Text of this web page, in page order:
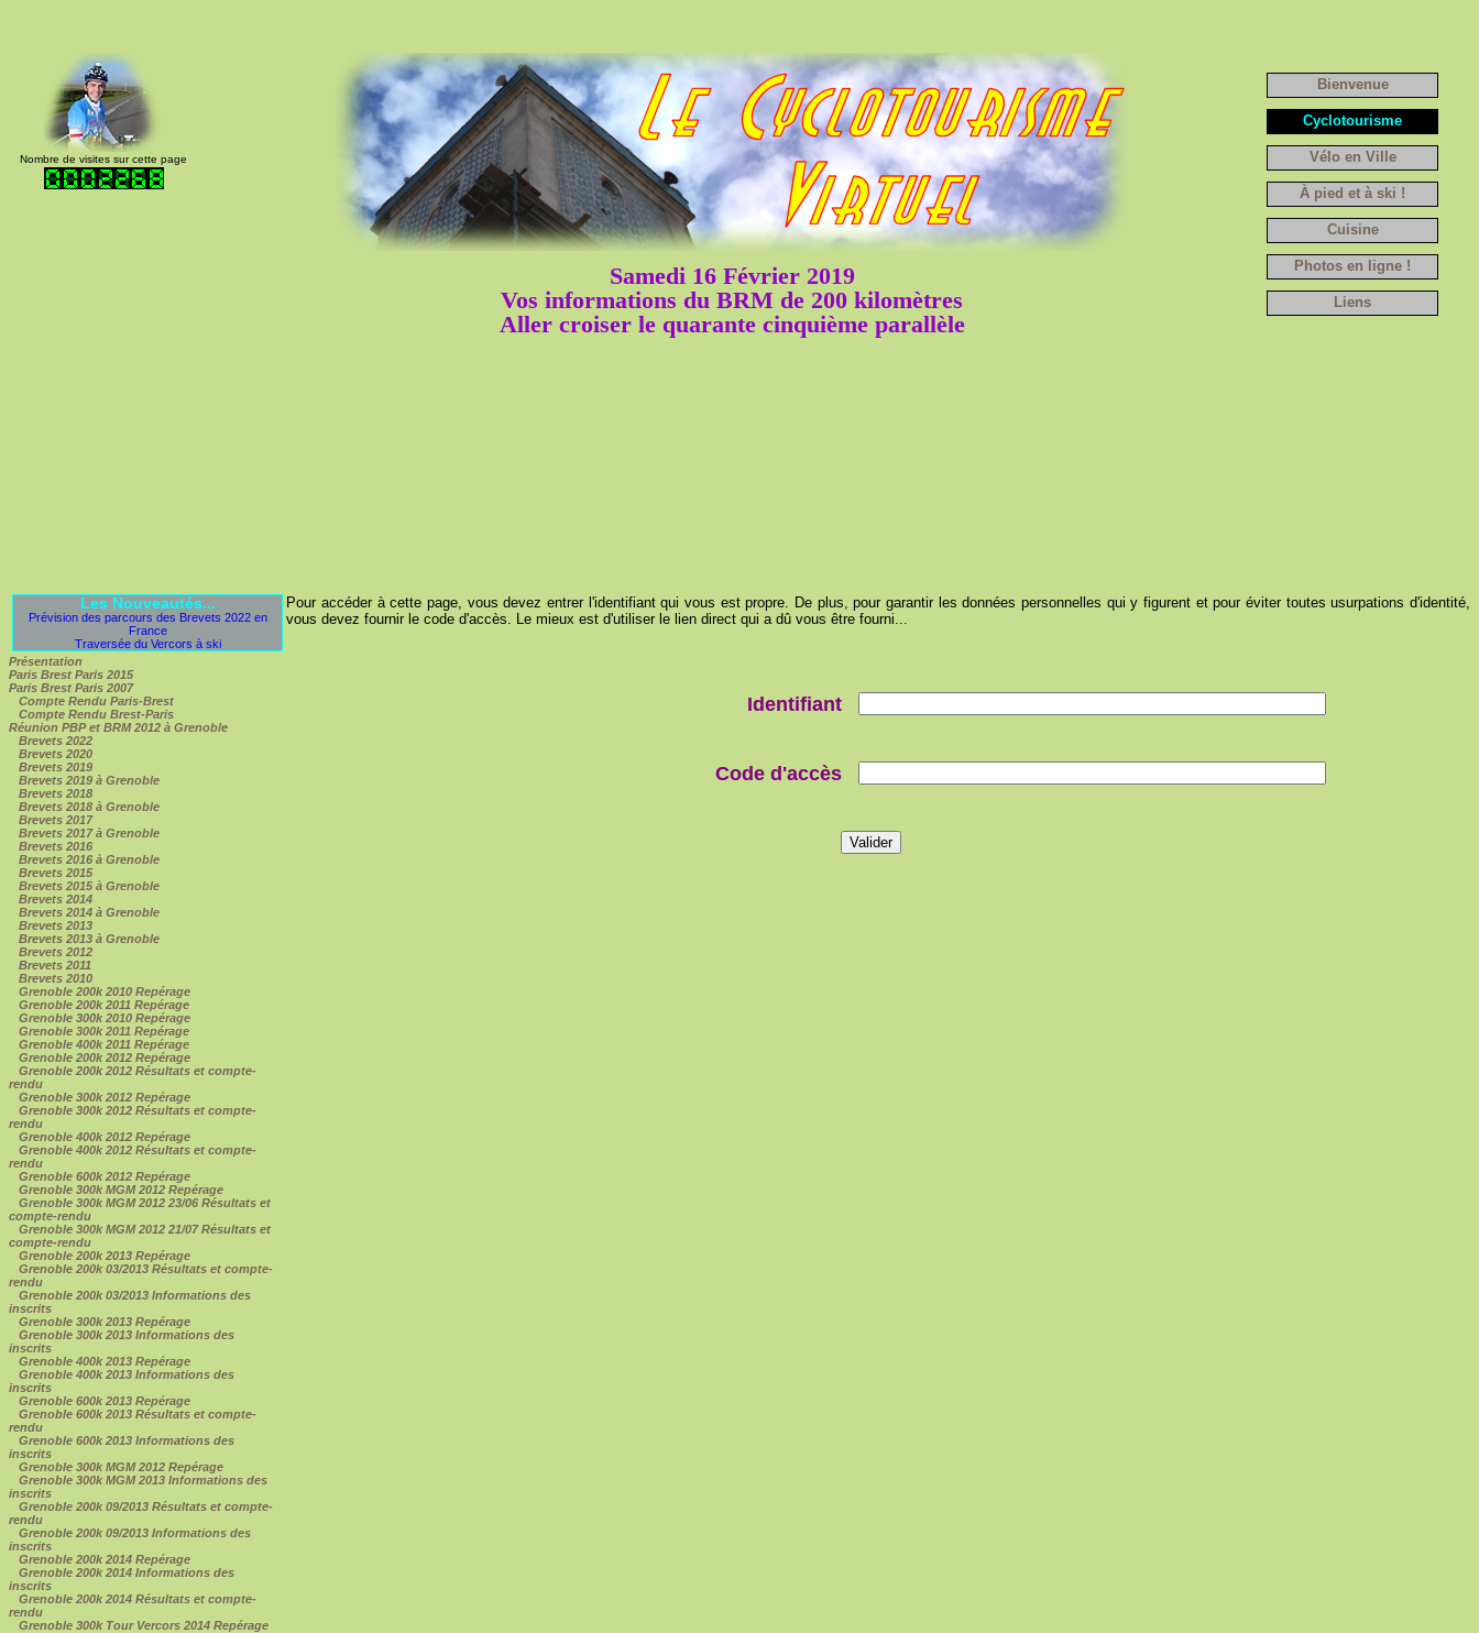
Nombre de visites sur cette page
Samedi 16 Février 2019
Vos informations du BRM de 200 kilomètres
Aller croiser le quarante cinquième parallèle
Bienvenue
Cyclotourisme
Vélo en Ville
À pied et à ski !
Cuisine
Photos en ligne !
Liens
Les Nouveautés...
Prévision des parcours des Brevets 2022 en
France
Traversée du Vercors à ski
Présentation
Paris Brest Paris 2015
Paris Brest Paris 2007
Compte Rendu Paris-Brest
Compte Rendu Brest-Paris
Réunion PBP et BRM 2012 à Grenoble
Brevets 2022
Brevets 2020
Brevets 2019
Brevets 2019 à Grenoble
Brevets 2018
Brevets 2018 à Grenoble
Brevets 2017
Brevets 2017 à Grenoble
Brevets 2016
Brevets 2016 à Grenoble
Brevets 2015
Brevets 2015 à Grenoble
Brevets 2014
Brevets 2014 à Grenoble
Brevets 2013
Brevets 2013 à Grenoble
Brevets 2012
Brevets 2011
Brevets 2010
Grenoble 200k 2010 Repérage
Grenoble 200k 2011 Repérage
Grenoble 300k 2010 Repérage
Grenoble 300k 2011 Repérage
Grenoble 400k 2011 Repérage
Grenoble 200k 2012 Repérage
Grenoble 200k 2012 Résultats et compte-
rendu
Grenoble 300k 2012 Repérage
Grenoble 300k 2012 Résultats et compte-
rendu
Grenoble 400k 2012 Repérage
Grenoble 400k 2012 Résultats et compte-
rendu
Grenoble 600k 2012 Repérage
Grenoble 300k MGM 2012 Repérage
Grenoble 300k MGM 2012 23/06 Résultats et
compte-rendu
Grenoble 300k MGM 2012 21/07 Résultats et
compte-rendu
Grenoble 200k 2013 Repérage
Grenoble 200k 03/2013 Résultats et compte-
rendu
Grenoble 200k 03/2013 Informations des
inscrits
Grenoble 300k 2013 Repérage
Grenoble 300k 2013 Informations des
inscrits
Grenoble 400k 2013 Repérage
Grenoble 400k 2013 Informations des
inscrits
Grenoble 600k 2013 Repérage
Grenoble 600k 2013 Résultats et compte-
rendu
Grenoble 600k 2013 Informations des
inscrits
Grenoble 300k MGM 2012 Repérage
Grenoble 300k MGM 2013 Informations des
inscrits
Grenoble 200k 09/2013 Résultats et compte-
rendu
Grenoble 200k 09/2013 Informations des
inscrits
Grenoble 200k 2014 Repérage
Grenoble 200k 2014 Informations des
inscrits
Grenoble 200k 2014 Résultats et compte-
rendu
Grenoble 300k Tour Vercors 2014 Repérage
Pour accéder à cette page, vous devez entrer l'identifiant qui vous est propre. De plus, pour garantir les données personnelles qui y figurent et pour éviter toutes usurpations d'identité,
vous devez fournir le code d'accès. Le mieux est d'utiliser le lien direct qui a dû vous être fourni...
Identifiant
Code d'accès